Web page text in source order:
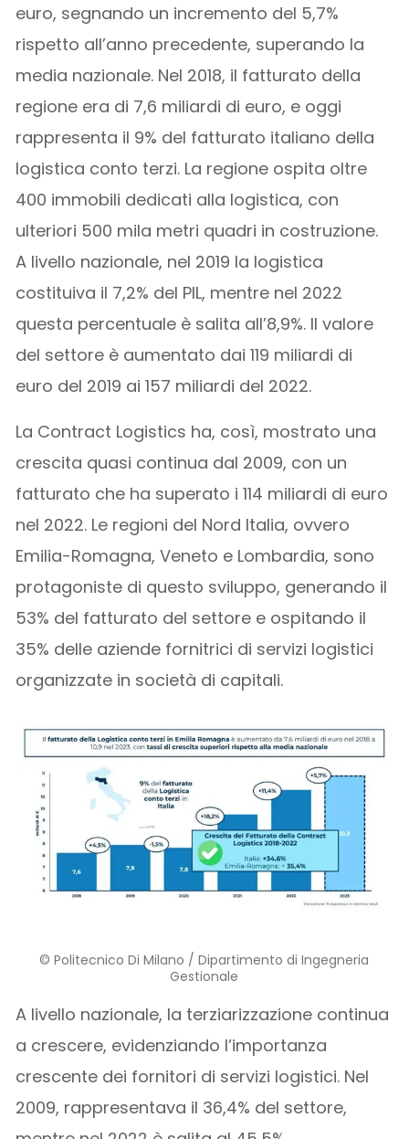
euro, segnando un incremento del 5,7%
rispetto all’anno precedente, superando la
media nazionale. Nel 2018, il fatturato della
regione era di 7,6 miliardi di euro, e oggi
rappresenta il 9% del fatturato italiano della
logistica conto terzi. La regione ospita oltre
400 immobili dedicati alla logistica, con
ulteriori 500 mila metri quadri in costruzione.
A livello nazionale, nel 2019 la logistica
costituiva il 7,2% del PIL, mentre nel 2022
questa percentuale è salita all’8,9%. Il valore
del settore è aumentato dai 119 miliardi di
euro del 2019 ai 157 miliardi del 2022.
La Contract Logistics ha, così, mostrato una
crescita quasi continua dal 2009, con un
fatturato che ha superato i 114 miliardi di euro
nel 2022. Le regioni del Nord Italia, ovvero
Emilia-Romagna, Veneto e Lombardia, sono
protagoniste di questo sviluppo, generando il
53% del fatturato del settore e ospitando il
35% delle aziende fornitrici di servizi logistici
organizzate in società di capitali.
© Politecnico Di Milano / Dipartimento di Ingegneria
Gestionale
A livello nazionale, la terziarizzazione continua
a crescere, evidenziando l’importanza
crescente dei fornitori di servizi logistici. Nel
2009, rappresentava il 36,4% del settore,